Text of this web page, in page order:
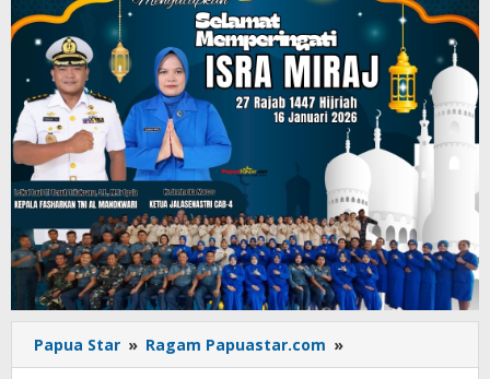
Papua Star » Ragam Papuastar.com »
Penjelasan